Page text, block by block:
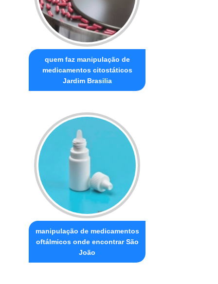
quem faz manipulação de
medicamentos citostáticos
Jardim Brasilia
manipulação de medicamentos
oftálmicos onde encontrar São
João